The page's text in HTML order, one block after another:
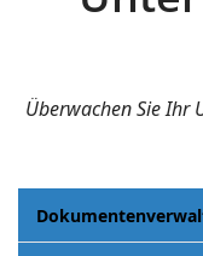
Überwachen Sie Ihr